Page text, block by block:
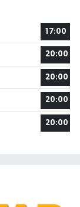
17:00
20:00
20:00
20:00
20:00